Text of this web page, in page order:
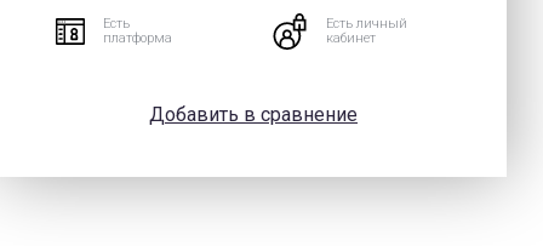
Есть
платформа
Есть личный
кабинет
Добавить в сравнение